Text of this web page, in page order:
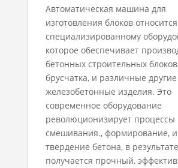
Автоматическая машина для
изготовления блоков
специализированному
которое обеспечивает
бетонных строительных
брусчатка, и различные
железобетонные изделия. Это
современное оборудование
революционизирует процессы
смешивания., формирование, и
твердение бетона, в
получается прочный,